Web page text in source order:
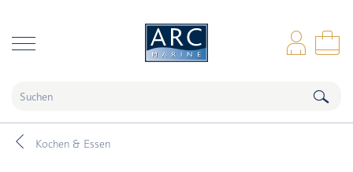
Kochen & Essen